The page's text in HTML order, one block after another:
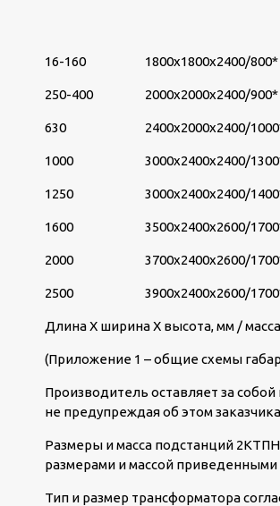
16-160 1800х1800х2400/800*
250-400 2000х2000х2400/900*
630 2400х2000х2400/
1000 3000х2400х2400/
1250 3000х2400х2400/
1600 3500х2400х2600/
2000 3700х2400х2600/
2500 3900х2400х2600/
Длина Х ширина Х высота, мм /
(Приложение 1 – общие схемы
Производитель оставляет за
не предупреждая об этом
Размеры и масса подстанций
размерами и массой
Тип и размер трансформатора